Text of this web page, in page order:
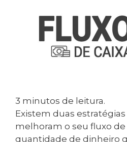
3 minutos de leitura.
Existem duas
melhoram o seu fluxo de
quantidade de dinheiro